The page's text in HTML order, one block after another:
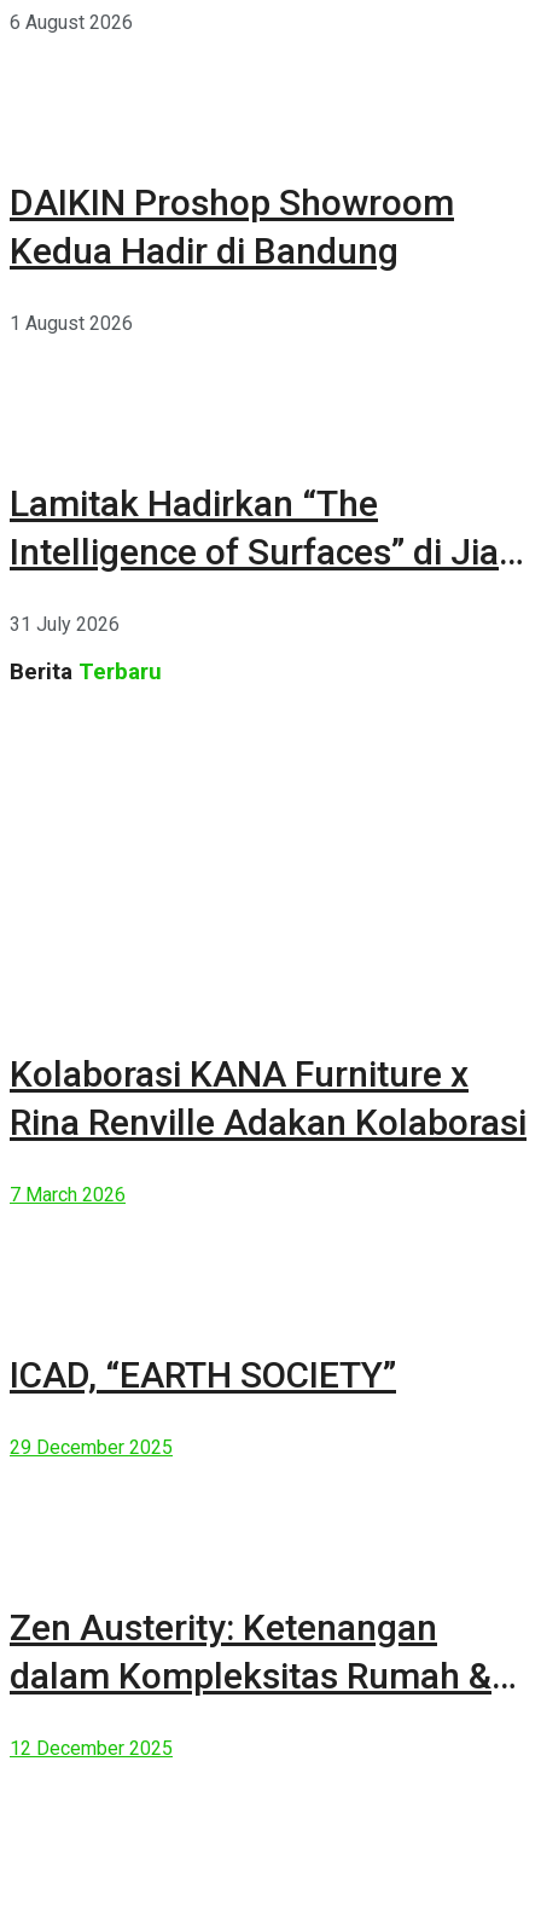
6 August 2026
DAIKIN Proshop Showroom
Kedua Hadir di Bandung
1 August 2026
Lamitak Hadirkan “The
Intelligence of Surfaces” di Jia
31 July 2026
Berita Terbaru
Kolaborasi KANA Furniture x
Rina Renville Adakan Kolaborasi
7 March 2026
ICAD, “EARTH SOCIETY”
29 December 2025
Zen Austerity: Ketenangan
dalam Kompleksitas Rumah &
12 December 2025